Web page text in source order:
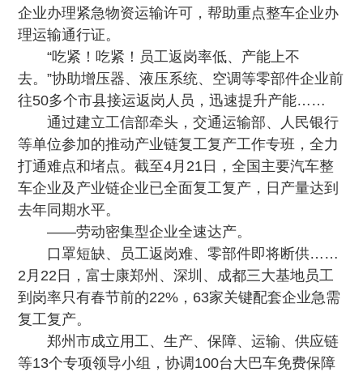
企业办理紧急物资运输许可，帮助重点整车企业办
理运输通行证。
“吃紧！吃紧！员工返岗率低、产能上不
去。”协助增压器、液压系统、空调等零部件企业前
往50多个市县接运返岗人员，迅速提升产能……
通过建立工信部牵头，交通运输部、人民银行
等单位参加的推动产业链复工复产工作专班，全力
打通难点和堵点。截至4月21日，全国主要汽车整
车企业及产业链企业已全面复工复产，日产量达到
去年同期水平。
——劳动密集型企业全速达产。
口罩短缺、员工返岗难、零部件即将断供……
2月22日，富士康郑州、深圳、成都三大基地员工
到岗率只有春节前的22%，63家关键配套企业急需
复工复产。
郑州市成立用工、生产、保障、运输、供应链
等13个专项领导小组，协调100台大巴车免费保障